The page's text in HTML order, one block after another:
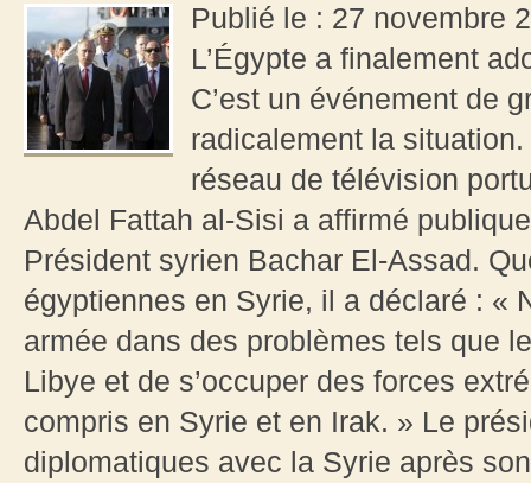
Publié le : 27 novembre
L’Égypte a finalement
C’est un événement de
radicalement la
réseau de télévision
Abdel Fattah al-Sisi a affirmé
Président syrien Bachar El-Assad.
égyptiennes en Syrie, il a déclaré : «
armée dans des problèmes tels que
Libye et de s’occuper des forces
compris en Syrie et en Irak. » Le
diplomatiques avec la Syrie après